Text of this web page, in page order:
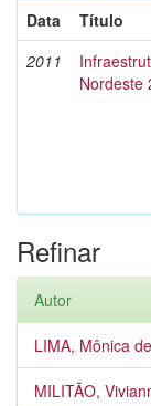
Data
Título
2011
Nordeste
Refinar
Autor
LIMA, Mônica
MILITÃO,